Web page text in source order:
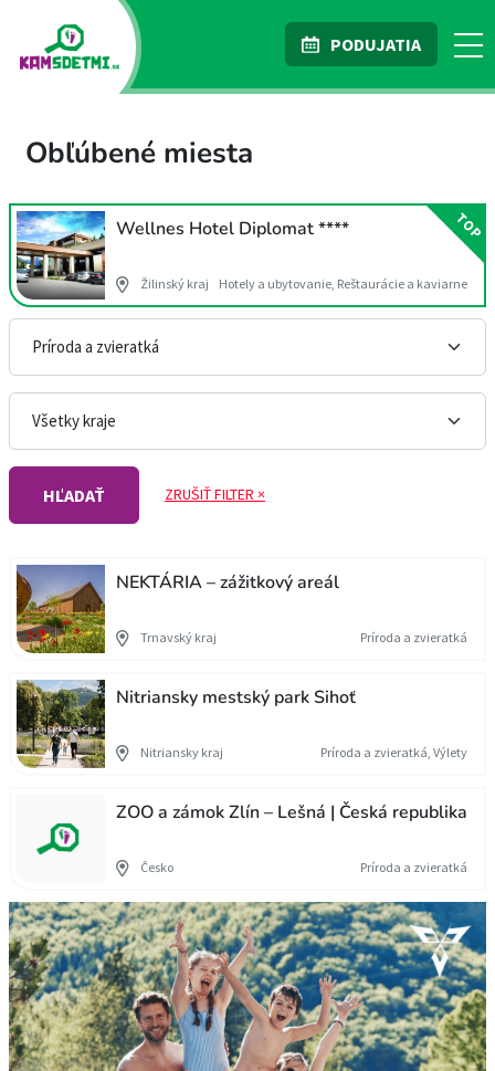
PODUJATIA
Obľúbené miesta
Wellnes Hotel Diplomat ****
Žilinský kraj Hotely a ubytovanie, Reštaurácie a kaviarne
TOP
HĽADAŤ ZRUŠIŤ FILTER ×
NEKTÁRIA – zážitkový areál
Trnavský kraj Príroda a zvieratká
Nitriansky mestský park Sihoť
Nitriansky kraj Príroda a zvieratká, Výlety
ZOO a zámok Zlín – Lešná | Česká republika
Česko Príroda a zvieratká